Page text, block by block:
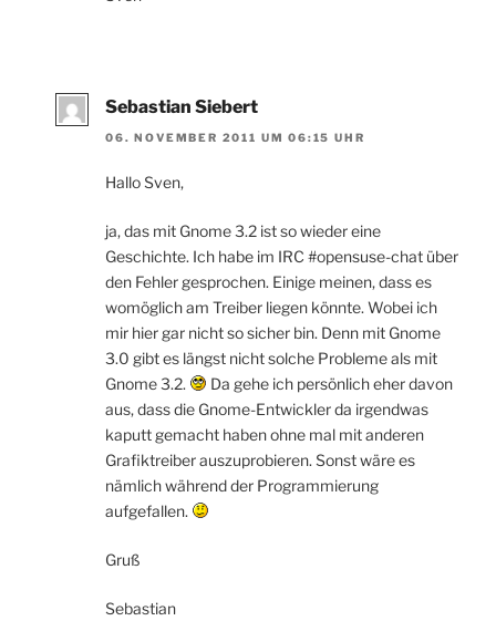
Sebastian Siebert
06. NOVEMBER 2011 UM 06:15 UHR
Hallo Sven,
ja, das mit Gnome 3.2 ist so wieder eine
Geschichte. Ich habe im IRC #opensuse-chat über
den Fehler gesprochen. Einige meinen, dass es
womöglich am Treiber liegen könnte. Wobei ich
mir hier gar nicht so sicher bin. Denn mit Gnome
3.0 gibt es längst nicht solche Probleme als mit
Gnome 3.2.
Da gehe ich persönlich eher davon
aus, dass die Gnome-Entwickler da irgendwas
kaputt gemacht haben ohne mal mit anderen
Grafiktreiber auszuprobieren. Sonst wäre es
nämlich während der Programmierung
aufgefallen.
Gruß
Sebastian